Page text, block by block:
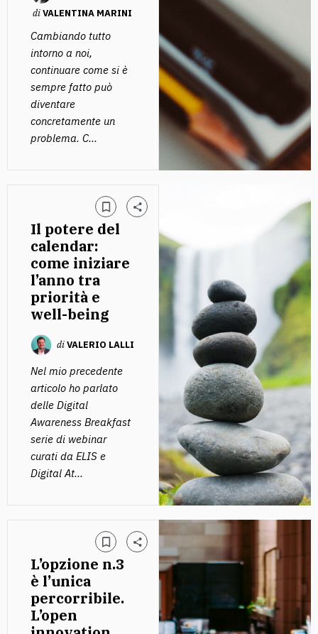
diVALENTINA MARINI
Cambiando tutto
intorno a noi,
continuare come si è
sempre fatto può
diventare
concretamente un
problema. C...
Il potere del
calendar:
come iniziare
l’anno tra
priorità e
well-being
diVALERIO LALLI
Nel mio precedente
articolo ho parlato
delle Digital
Awareness Breakfast
serie di webinar
curati da ELIS e
Digital At...
L’opzione n.3
è l’unica
percorribile.
L’open